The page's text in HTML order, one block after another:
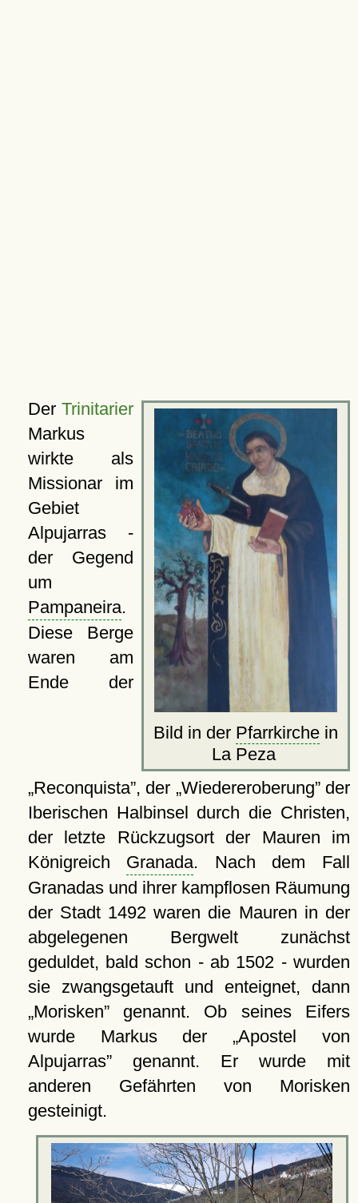
Bild in der Pfarrkirche in
La Peza
Der Trinitarier
Markus
wirkte als
Missionar im
Gebiet
Alpujarras -
der Gegend
um
Pampaneira.
Diese Berge
waren am
Ende der
Reconquista , der Wiedereroberung der
Iberischen Halbinsel durch die Christen,
der letzte Rückzugsort der Mauren im
Königreich Granada. Nach dem Fall
Granadas und ihrer kampflosen Räumung
der Stadt 1492 waren die Mauren in der
abgelegenen Bergwelt zunächst
geduldet, bald schon - ab 1502 - wurden
sie zwangsgetauft und enteignet, dann
Morisken genannt. Ob seines Eifers
wurde Markus der Apostel von
Alpujarras genannt. Er wurde mit
anderen Gefährten von Morisken
gesteinigt.